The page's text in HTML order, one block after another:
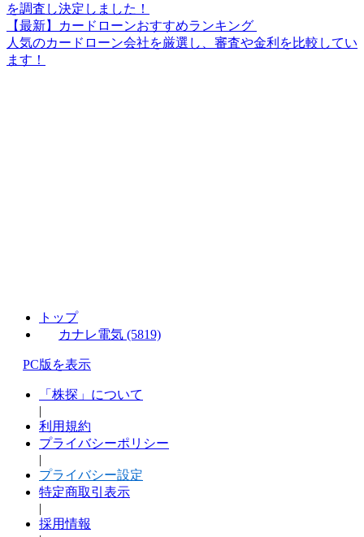
を調査し決定しました！
【最新】カードローンおすすめランキング
人気のカードローン会社を厳選し、審査や金利を比較してい
ます！
トップ
カナレ電気 (5819)
PC版を表示
「株探」について
|
利用規約
プライバシーポリシー
|
プライバシー設定
特定商取引表示
|
採用情報